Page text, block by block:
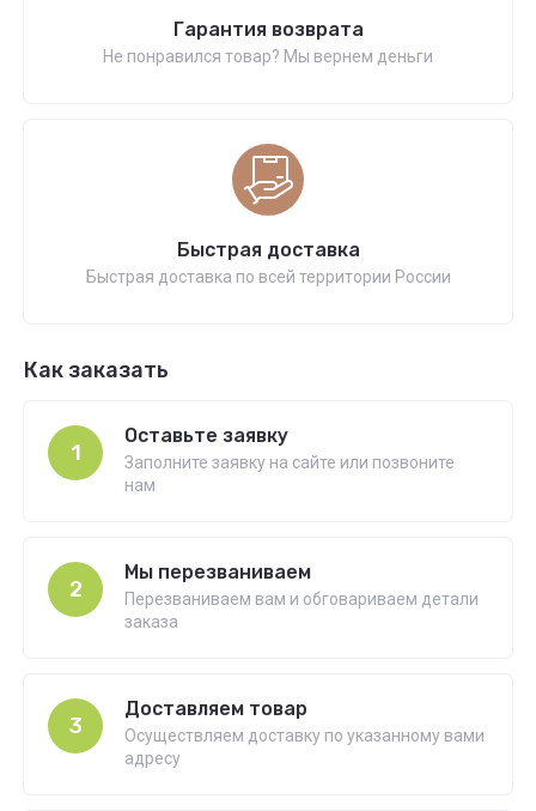
Гарантия возврата
Не понравился товар? Мы вернем деньги
Быстрая доставка
Быстрая доставка по всей территории России
Как заказать
1
Оставьте заявку
Заполните заявку на сайте или позвоните
нам
2
Мы перезваниваем
Перезваниваем вам и обговариваем детали
заказа
3
Доставляем товар
Осуществляем доставку по указанному вами
адресу